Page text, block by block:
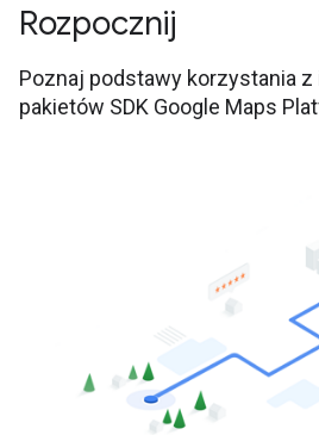
Rozpocznij
Poznaj podstawy korzystania
pakietów SDK Google Maps